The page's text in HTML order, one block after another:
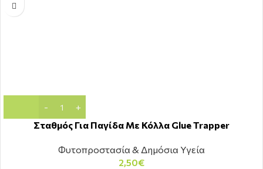
Σταθμός Για Παγίδα Με Κόλλα Glue Trapper
Φυτοπροστασία & Δημόσια Υγεία
2,50€